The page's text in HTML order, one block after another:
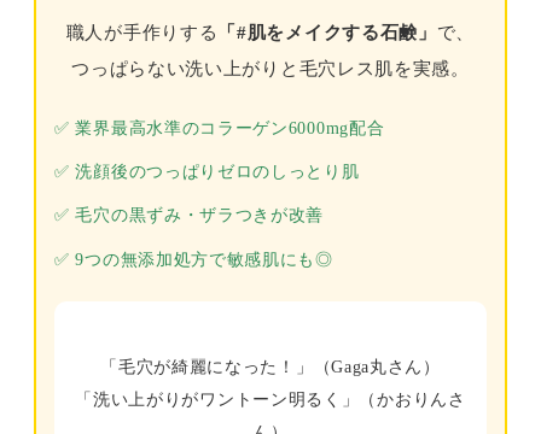
職人が手作りする 「#肌をメイクする石鹸」 で、
つっぱらない洗い上がりと毛穴レス肌を実感。
✅ 業界最高水準のコラーゲン6000mg配合
✅ 洗顔後のつっぱりゼロのしっとり肌
✅ 毛穴の黒ずみ・ザラつきが改善
✅ 9つの無添加処方で敏感肌にも◎
「毛穴が綺麗になった！」（Gaga丸さん）
「洗い上がりがワントーン明るく」（かおりんさ